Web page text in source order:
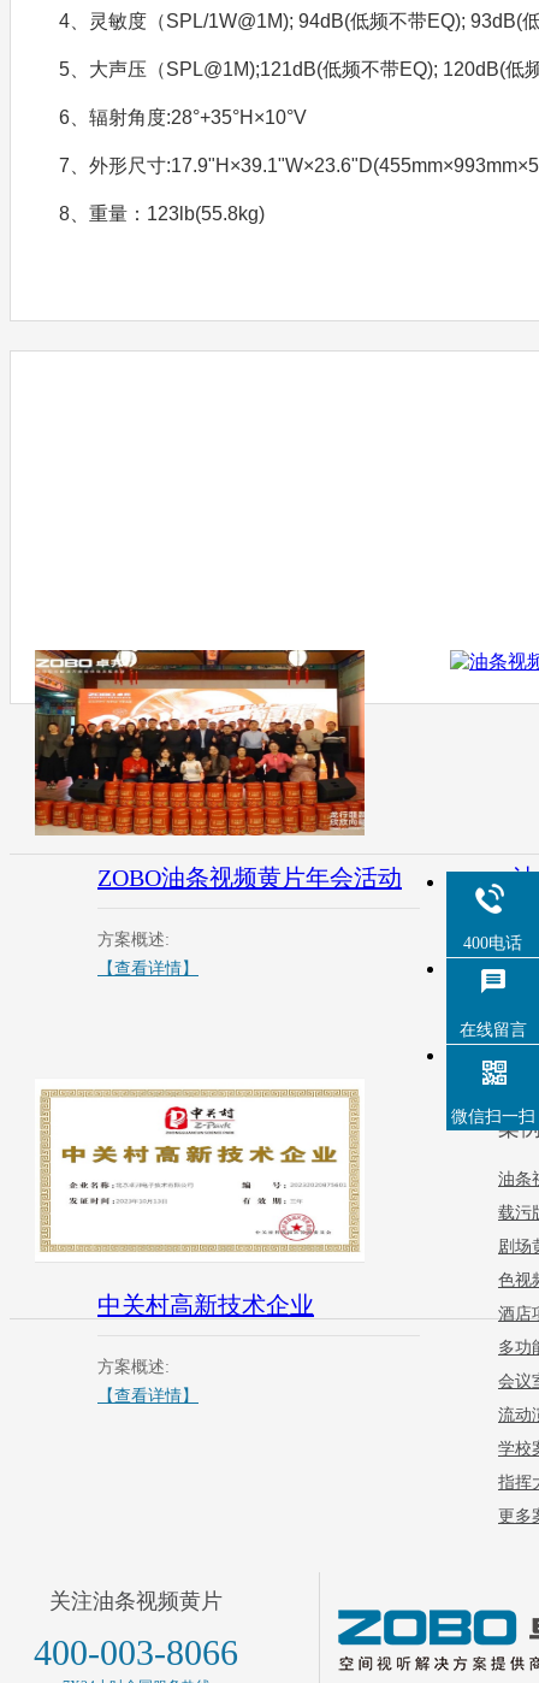
4、灵敏度（SPL/1W@1M); 94dB(低频不带EQ);
5、大声压（SPL@1M);121dB(低频不带EQ); 120dB(
6、辐射角度:28°+35°H×10°V
7、外形尺寸
8、重量：123lb(55.8kg)
ZOBO油条视频黄片年会活动
方案概述:
【查看详情】
方
中关村高新技术企业
方案概述:
【查看详情】
油
案
油条
载污
剧场
色视
酒店
多功
会议
流动
学校
指挥
更多
关注油条视频黄片
400-003-8066
400电话
在线留言
微信扫一扫